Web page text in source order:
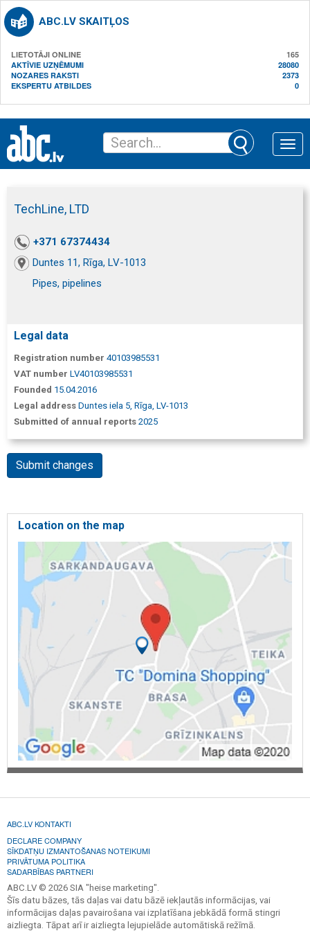
ABC.LV SKAITĻOS
LIETOTĀJI ONLINE
165
AKTĪVIE UZŅĒMUMI
28080
NOZARES RAKSTI
2373
EKSPERTU ATBILDES
0
Toggle
TechLine, LTD
+371 67374434
Duntes 11, Rīga, LV-1013
Pipes, pipelines
Legal data
Registration number 40103985531
VAT number LV40103985531
Founded 15.04.2016
Legal address Duntes iela 5, Rīga, LV-1013
Submitted of annual reports 2025
Submit changes
Location on the map
ABC.LV KONTAKTI
DECLARE COMPANY
SĪKDATŅU IZMANTOŠANAS NOTEIKUMI
PRIVĀTUMA POLITIKA
SADARBĪBAS PARTNERI
ABC.LV © 2026 SIA "heise marketing".
Šīs datu bāzes, tās daļas vai datu bāzē iekļautās informācijas, vai
informācijas daļas pavairošana vai izplatīšana jebkādā formā stingri
aizliegta. Tāpat arī ir aizliegta lejupielāde automātiskā režīmā.